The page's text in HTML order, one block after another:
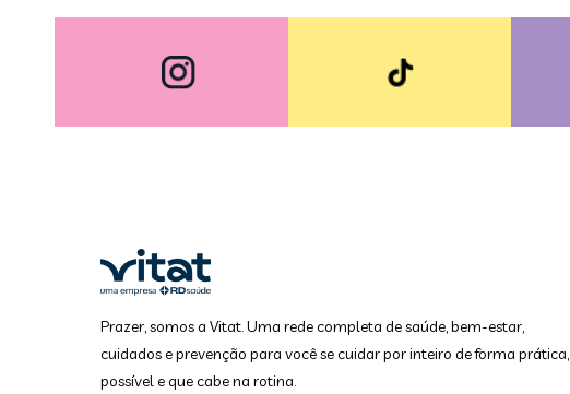
Prazer, somos a Vitat. Uma rede completa de saúde, bem-estar,
cuidados e prevenção para você se cuidar por inteiro de forma prática,
possível e que cabe na rotina.